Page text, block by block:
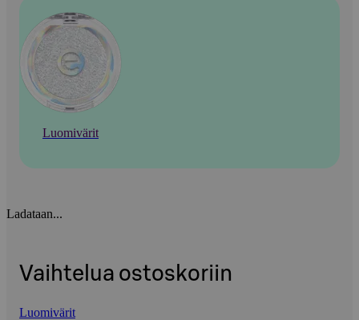
Luomivärit
Ladataan...
Vaihtelua ostoskoriin
Luomivärit